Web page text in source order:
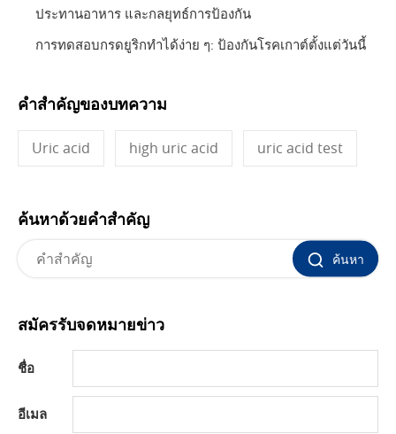
ประทานอาหาร และกลยุทธ์การป้องกัน
การทดสอบกรดยูริกทำได้ง่าย ๆ: ป้องกันโรคเกาต์ตั้งแต่วันนี้
คำสำคัญของบทความ
Uric acid high uric acid uric acid test
ค้นหาด้วยคำสำคัญ
ค้นหา
สมัครรับจดหมายข่าว
ชื่อ
อีเมล